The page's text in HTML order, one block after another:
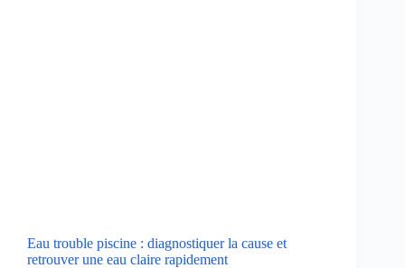
Eau trouble piscine : diagnostiquer la cause et
retrouver une eau claire rapidement